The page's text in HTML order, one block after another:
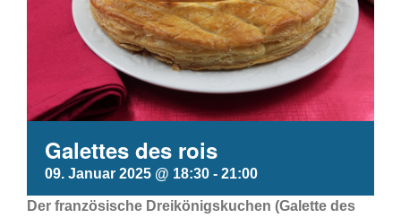
Galettes des rois
09. Januar 2025 @ 18:30 - 21:00
Der französische Dreikönigskuchen (Galette des